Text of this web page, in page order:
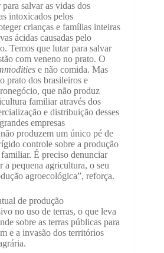
salvar as vidas dos
intoxicados pelos
crianças e famílias inteiras
ácidas causadas pelo
Temos que lutar para salvar
com veneno no prato. O
e não comida. Mas
prato dos brasileiros e
que não produz
familiar através dos
e distribuição desses
empresas
produzem um único pé de
controle sobre a produção
É preciso denunciar
a pequena agricultura, o seu
agroecológica”, reforça.
de produção
no uso de terras, o que leva
sobre as terras públicas para
e a invasão dos territórios